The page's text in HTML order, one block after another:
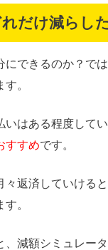
だけ減らし
にできるのか？で
。
はある程度してい
すすめです。
々返済していける
。
、減額シミュレー